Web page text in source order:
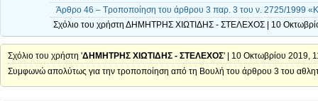
Άρθρο 46 – Τροποποίηση του άρθρου 3 παρ. 3 του ν. 2725/1999
Σχόλιο του χρήστη ΔΗΜΗΤΡΗΣ ΧΙΩΤΙΔΗΣ - ΣΤΕΛΕΧΟΣ | 10
Σχόλιο του χρήστη 'ΔΗΜΗΤΡΗΣ ΧΙΩΤΙΔΗΣ - ΣΤΕΛΕΧΟΣ' | 10 Οκτωβρίου 2019,
Συμφωνώ απολύτως για την τροποποίηση από τη Βουλή του άρθρου 3 του